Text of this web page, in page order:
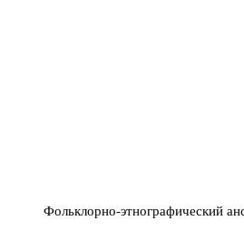
Фольклорно-этнографический